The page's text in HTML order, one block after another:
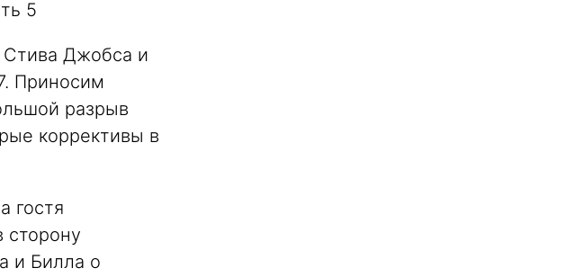
5
Джобса и
Приносим
разрыв
коррективы в
гостя
сторону
и Билла о